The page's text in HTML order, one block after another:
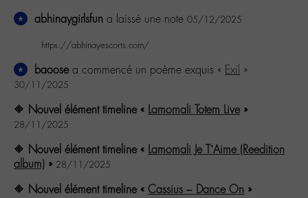
abhinaygirlsfun a laissé une note 05/12/2025
https://abhinayescorts.com/
baoose a commencé un poème exquis « Exil »
30/11/2025
🔶 Nouvel élément timeline « Lamomali Totem Live »
28/11/2025
🔶 Nouvel élément timeline « Lamomali Je T’Aime (Reedition
album) » 28/11/2025
🔶 Nouvel élément timeline « Cassius – Dance On »